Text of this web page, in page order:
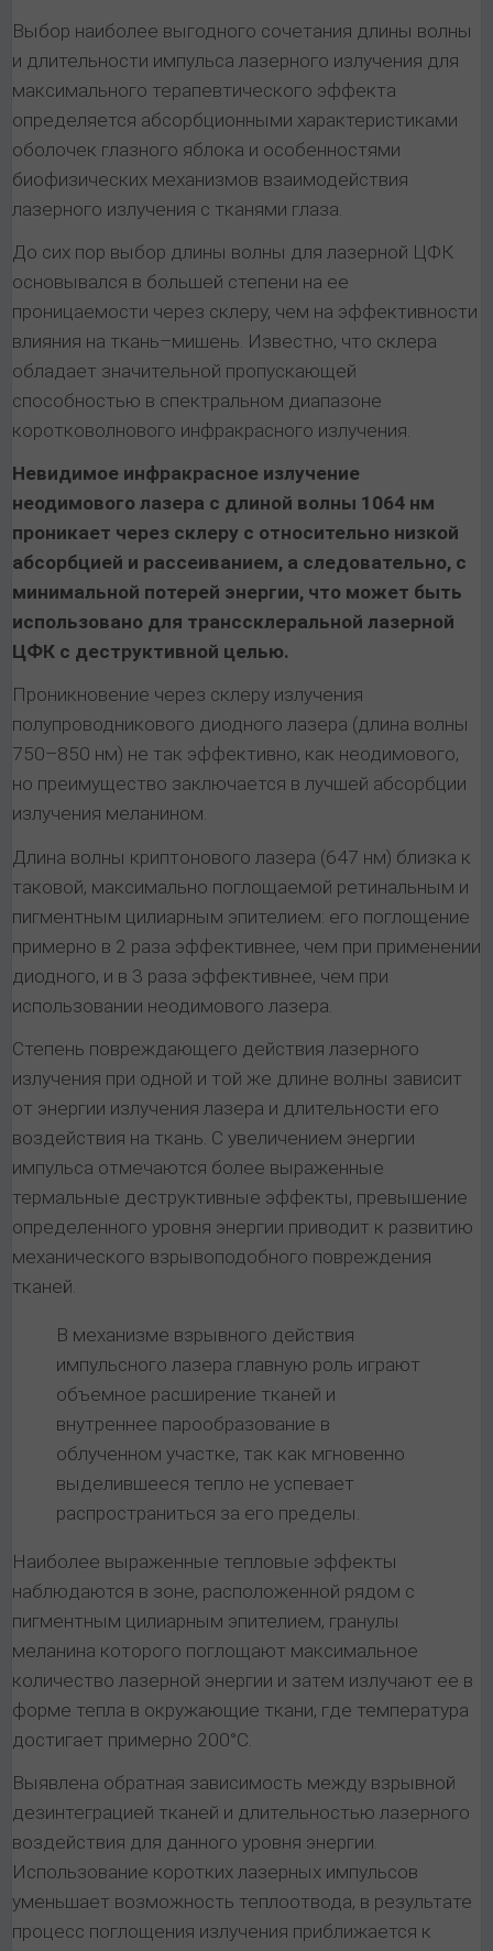
Выбор наиболее выгодного сочетания длины волны
и длительности импульса лазерного излучения для
максимального терапевтического эффекта
определяется абсорбционными характеристиками
оболочек глазного яблока и особенностями
биофизических механизмов взаимодействия
лазерного излучения с тканями глаза.
До сих пор выбор длины волны для лазерной ЦФК
основывался в большей степени на ее
проницаемости через склеру, чем на эффективности
влияния на ткань–мишень. Известно, что склера
обладает значительной пропускающей
способностью в спектральном диапазоне
коротковолнового инфракрасного излучения.
Невидимое инфракрасное излучение
неодимового лазера с длиной волны 1064 нм
проникает через склеру с относительно низкой
абсорбцией и рассеиванием, а следовательно, с
минимальной потерей энергии, что может быть
использовано для транссклеральной лазерной
ЦФК с деструктивной целью.
Проникновение через склеру излучения
полупроводникового диодного лазера (длина волны
750–850 нм) не так эффективно, как неодимового,
но преимущество заключается в лучшей абсорбции
излучения меланином.
Длина волны криптонового лазера (647 нм) близка к
таковой, максимально поглощаемой ретинальным и
пигментным цилиарным эпителием: его поглощение
примерно в 2 раза эффективнее, чем при применении
диодного, и в 3 раза эффективнее, чем при
использовании неодимового лазера.
Степень повреждающего действия лазерного
излучения при одной и той же длине волны зависит
от энергии излучения лазера и длительности его
воздействия на ткань. С увеличением энергии
импульса отмечаются более выраженные
термальные деструктивные эффекты, превышение
определенного уровня энергии приводит к развитию
механического взрывоподобного повреждения
тканей.
В механизме взрывного действия
импульсного лазера главную роль играют
объемное расширение тканей и
внутреннее парообразование в
облученном участке, так как мгновенно
выделившееся тепло не успевает
распространиться за его пределы.
Наиболее выраженные тепловые эффекты
наблюдаются в зоне, расположенной рядом с
пигментным цилиарным эпителием, гранулы
меланина которого поглощают максимальное
количество лазерной энергии и затем излучают ее в
форме тепла в окружающие ткани, где температура
достигает примерно 200°С.
Выявлена обратная зависимость между взрывной
дезинтеграцией тканей и длительностью лазерного
воздействия для данного уровня энергии.
Использование коротких лазерных импульсов
уменьшает возможность теплоотвода, в результате
процесс поглощения излучения приближается к